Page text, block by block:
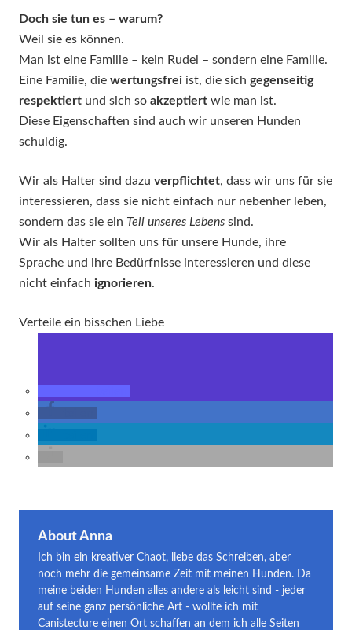
Doch sie tun es – warum?
Weil sie es können.
Man ist eine Familie – kein Rudel – sondern eine Familie.
Eine Familie, die wertungsfrei ist, die sich gegenseitig
respektiert und sich so akzeptiert wie man ist.
Diese Eigenschaften sind auch wir unseren Hunden
schuldig.
Wir als Halter sind dazu verpflichtet, dass wir uns für sie
interessieren, dass sie nicht einfach nur nebenher leben,
sondern das sie ein Teil unseres Lebens sind.
Wir als Halter sollten uns für unsere Hunde, ihre
Sprache und ihre Bedürfnisse interessieren und diese
nicht einfach ignorieren.
Verteile ein bisschen Liebe
About Anna
Ich bin ein kreativer Chaot, liebe das Schreiben, aber
noch mehr die gemeinsame Zeit mit meinen Hunden. Da
meine beiden Hunden alles andere als leicht sind - jeder
auf seine ganz persönliche Art - wollte ich mit
Canistecture einen Ort schaffen an dem ich alle Seiten